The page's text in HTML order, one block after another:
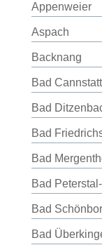
Appenweier
Aspach
Backnang
Bad Cannstatt
Bad
Bad
Bad
Bad
Bad
Bad